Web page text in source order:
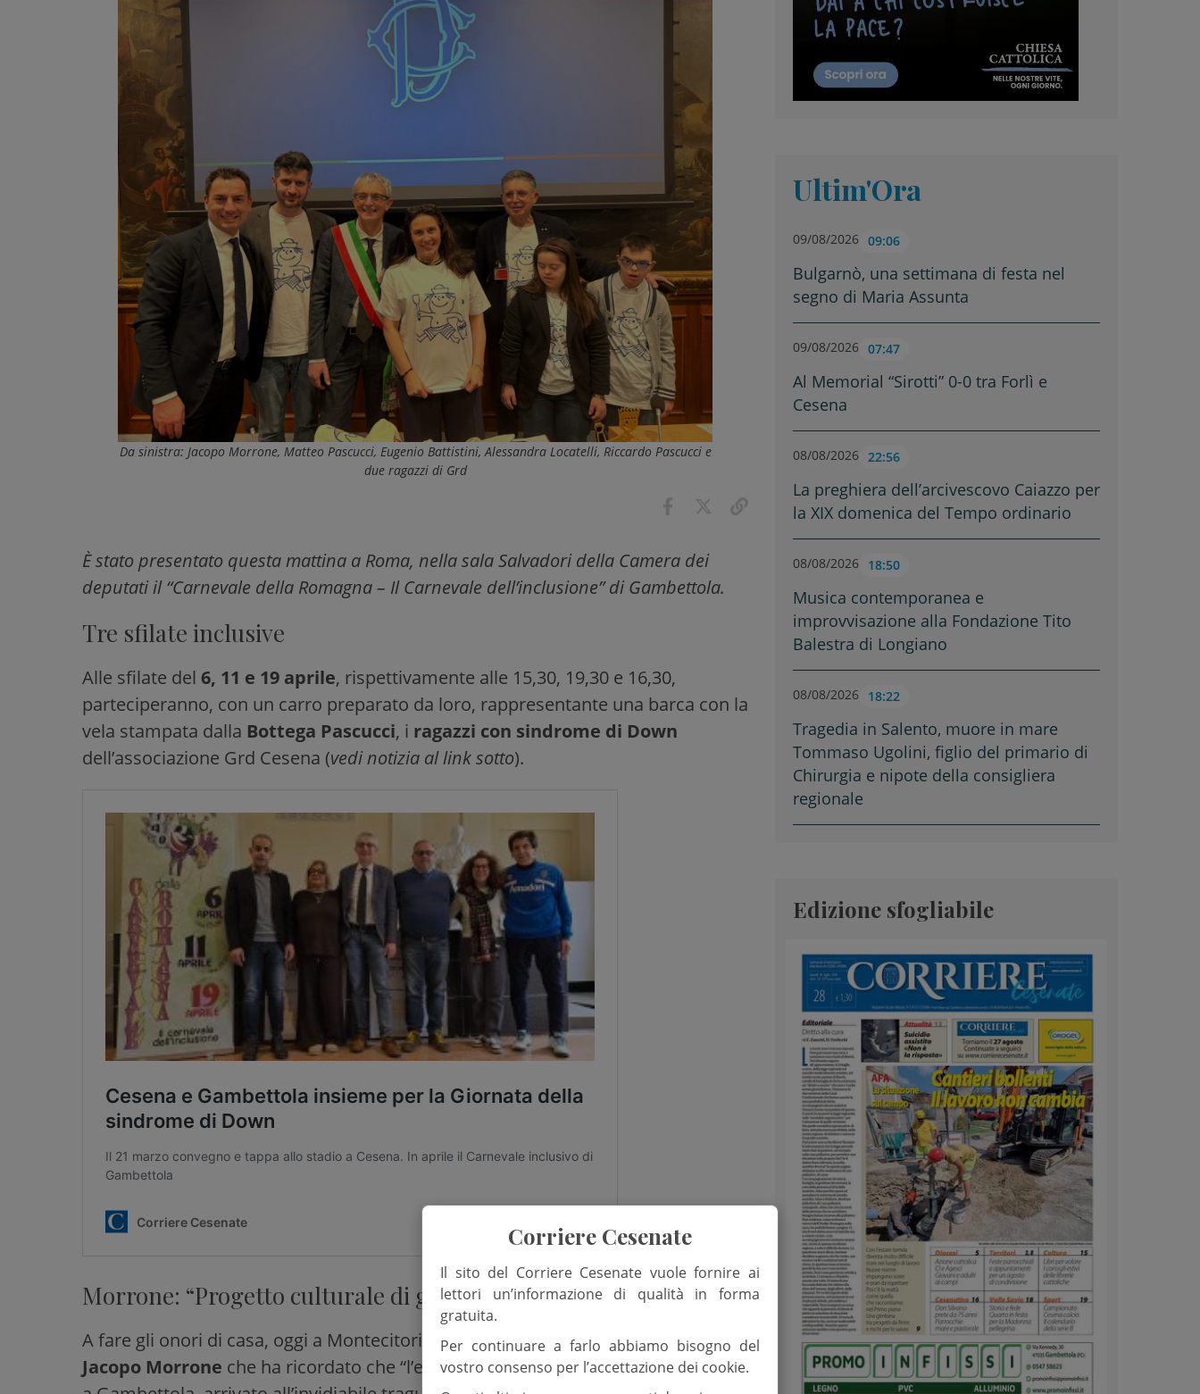
Da sinistra: Jacopo Morrone, Matteo Pascucci, Eugenio Battistini, Alessandra Locatelli, Riccardo Pascucci e
due ragazzi di Grd
È stato presentato questa mattina a Roma, nella sala Salvadori della Camera dei
deputati il “Carnevale della Romagna – Il Carnevale dell’inclusione” di Gambettola.
Tre sfilate inclusive
Alle sfilate del 6, 11 e 19 aprile, rispettivamente alle 15,30, 19,30 e 16,30,
parteciperanno, con un carro preparato da loro, rappresentante una barca con la
vela stampata dalla Bottega Pascucci, i ragazzi con sindrome di Down
dell’associazione Grd Cesena (vedi notizia al link sotto).
Morrone: “Progetto culturale di grande rilevanza”
A fare gli onori di casa, oggi a Montecitorio, il deputato forlivese della Lega
Jacopo Morrone che ha ricordato che “l’edizione 2026 del Carnevale di Romagna
Ultim'Ora
09/08/2026 09:06
Bulgarnò, una settimana di festa nel
segno di Maria Assunta
09/08/2026 07:47
Al Memorial “Sirotti” 0-0 tra Forlì e
Cesena
08/08/2026 22:56
La preghiera dell’arcivescovo Caiazzo per
la XIX domenica del Tempo ordinario
08/08/2026 18:50
Musica contemporanea e
improvvisazione alla Fondazione Tito
Balestra di Longiano
08/08/2026 18:22
Tragedia in Salento, muore in mare
Tommaso Ugolini, figlio del primario di
Chirurgia e nipote della consigliera
regionale
Edizione sfogliabile
Corriere Cesenate
Il sito del Corriere Cesenate vuole fornire ai
lettori un’informazione di qualità in forma
gratuita.
Per continuare a farlo abbiamo bisogno del
vostro consenso per l’accettazione dei cookie.